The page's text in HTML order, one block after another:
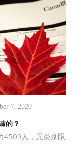
7, 2020
的？
4500人，无类别限